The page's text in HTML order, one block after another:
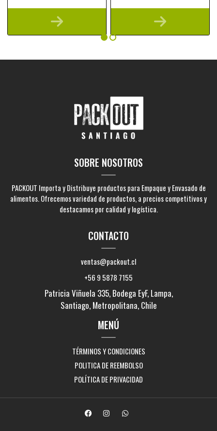
SOBRE NOSOTROS
PACKOUT Importa y Distribuye productos para Empaque y Envasado de
alimentos. Ofrecemos variedad de productos, a precios competitivos y
destacamos por calidad y logística.
CONTACTO
ventas@packout.cl
+56 9 5878 7155
Patricia Viñuela 335, Bodega EyF, Lampa,
Santiago, Metropolitana, Chile
MENÚ
TÉRMINOS Y CONDICIONES
POLITICA DE REEMBOLSO
POLÍTICA DE PRIVACIDAD